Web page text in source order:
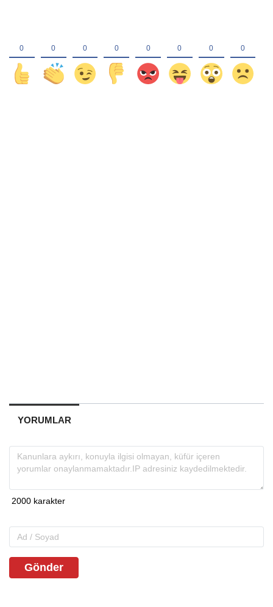
YORUMLAR
Gönder